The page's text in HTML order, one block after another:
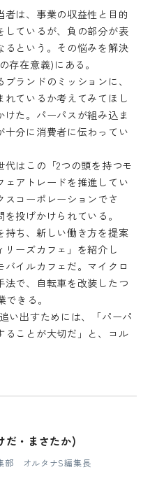
者は、事業の収益性と目的
しているが、負の部分が表
るという。その悩みを解決
存在意義)にある。
ランドのミッションに、
ているか考えてみてほし
た。パーパスが組み込ま
分に消費者に伝わってい
はこの「2つの頭を持つモ
ェアトレードを推進してい
スコーポレーションでさ
投げかけられている。
持ち、新しい働き方を提案
リーズカフェ」を紹介し
イルカフェだ。マイクロ
法で、自転車を改装したつ
きる。
い出すためには、「パーパ
ることが大切だ」と、コル
だ・まさたか)
部 オルタナS編集長